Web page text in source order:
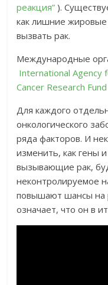
реакция” ).
как лишние жировые
вызвать рак.
Международные
International Agency
Cancer Research
Для каждого
онкологического
ряда факторов. И
изменить, как гены
вызывающие рак,
неконтролируемое
повышают шансы на
означает, что он в